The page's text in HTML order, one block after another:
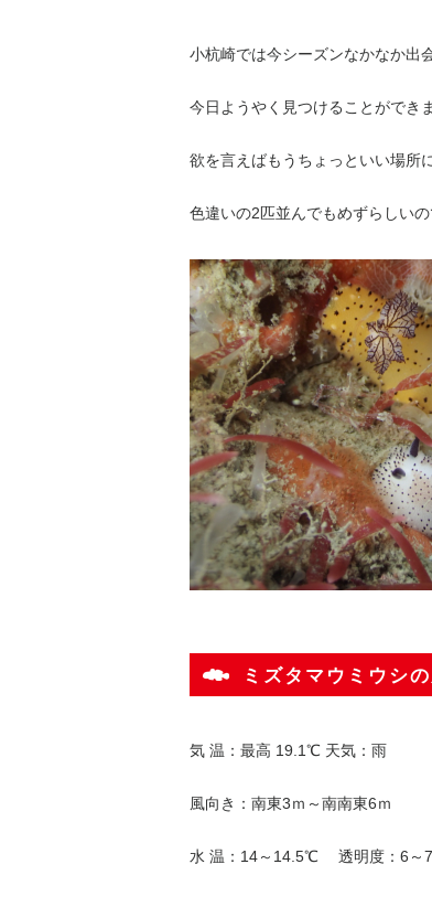
小杭崎では今シーズンなかなか出
今日ようやく見つけることができ
欲を言えばもうちょっといい場所
色違いの2匹並んでもめずらしいの
ミズタマウミウシ
気 温：最高 19.1℃ 天気：雨
風向き：南東3ｍ～南南東6ｍ
水 温：14～14.5℃ 透明度：6～